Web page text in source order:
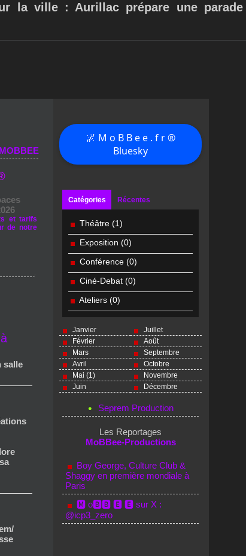
la ville : Aurillac prépare une parade
et tarifs
de notre
salle
🌌 M o B B e e . f r ®
Bluesky
Catégories Récentes
Théâtre (1)
Exposition (0)
Conférence (0)
Ciné-Debat (0)
Ateliers (0)
Janvier
Février
Mars
Avril
Mai (1)
Juin
Juillet
Août
Septembre
Octobre
Novembre
Décembre
Seprem Production
Les Reportages
MoBBee-Productions
Boy George, Culture Club &
Shaggy en première mondiale à
Paris
🅼 o🅱🅱 🅴 🅴 sur X :
@icp3_zero